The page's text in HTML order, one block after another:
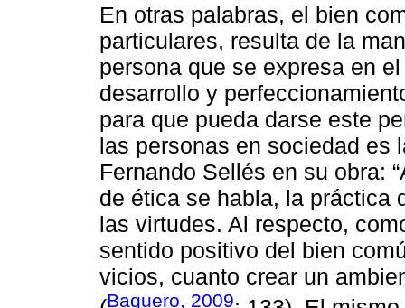
En otras palabras, el bien
particulares, resulta de la
persona que se expresa en
desarrollo y
para que pueda darse este
las personas en sociedad es
Fernando Sellés en su obra:
de ética se habla, la práctica
las virtudes. Al respecto,
sentido positivo del bien
vicios, cuanto crear un
Baquero, 2009